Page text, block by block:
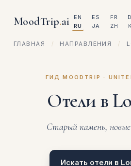
MoodTrip.ai EN ES FR
RU
JA ZH
ГЛАВНАЯ / НАПРАВЛЕНИЯ /
ГИД MOODTRIP ·
Отели в
Старый камень, новые
Искать отели в